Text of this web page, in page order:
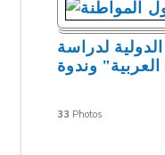
لدراسة
وندوة
33 Photos